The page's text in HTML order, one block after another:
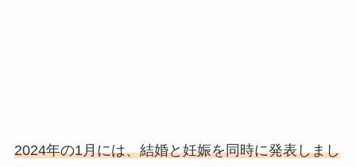
2024年の1月には、結婚と妊娠を同時に発表しまし